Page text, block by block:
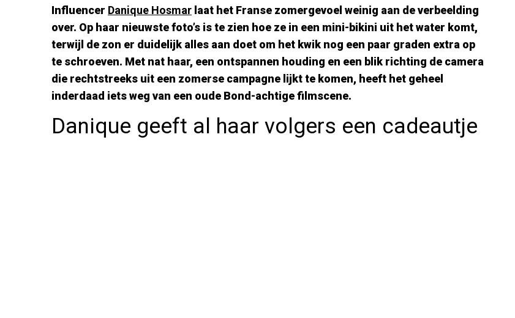
Influencer Danique Hosmar laat het Franse zomergevoel weinig aan de verbeelding
over. Op haar nieuwste foto’s is te zien hoe ze in een mini-bikini uit het water komt,
terwijl de zon er duidelijk alles aan doet om het kwik nog een paar graden extra op
te schroeven. Met nat haar, een ontspannen houding en een blik richting de camera
die rechtstreeks uit een zomerse campagne lijkt te komen, heeft het geheel
inderdaad iets weg van een oude Bond-achtige filmscene.
Danique geeft al haar volgers een cadeautje